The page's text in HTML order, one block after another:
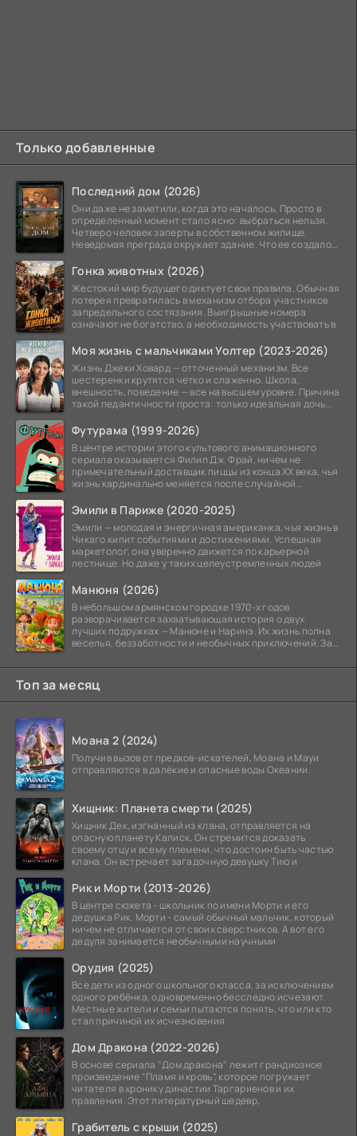
Только добавленные
Последний дом (2026)
Они даже не заметили, когда это началось. Просто в
определенный момент стало ясно: выбраться нельзя.
Четверо человек заперты в собственном жилище.
Неведомая преграда окружает здание. Что ее создало
Гонка животных (2026)
Жестокий мир будущего диктует свои правила. Обычная
лотерея превратилась в механизм отбора участников
запредельного состязания. Выигрышные номера
означают не богатство, а необходимость участвовать в
Моя жизнь с мальчиками Уолтер (2023-2026)
Жизнь Джеки Ховард — отточенный механизм. Все
шестеренки крутятся четко и слаженно. Школа,
внешность, поведение — все на высшем уровне. Причина
такой педантичности проста: только идеальная дочь
Футурама (1999-2026)
В центре истории этого культового анимационного
сериала оказывается Филип Дж. Фрай, ничем не
примечательный доставщик пиццы из конца XX века, чья
жизнь кардинально меняется после случайной
Эмили в Париже (2020-2025)
Эмили — молодая и энергичная американка, чья жизнь в
Чикаго кипит событиями и достижениями. Успешная
маркетолог, она уверенно движется по карьерной
лестнице. Но даже у таких целеустремленных людей
Манюня (2026)
В небольшом армянском городке 1970-х годов
разворачивается захватывающая история о двух
лучших подружках — Манюне и Наринэ. Их жизнь полна
веселья, беззаботности и необычных приключений. За
Топ за месяц
Моана 2 (2024)
Получив вызов от предков-искателей, Моана и Мауи
отправляются в далёкие и опасные воды Океании.
Хищник: Планета смерти (2025)
Хищник Дек, изгнанный из клана, отправляется на
опасную планету Калиск. Он стремится доказать
своему отцу и всему племени, что достоин быть частью
клана. Он встречает загадочную девушку Тию и
Рик и Морти (2013-2026)
В центре сюжета - школьник по имени Морти и его
дедушка Рик. Морти - самый обычный мальчик, который
ничем не отличается от своих сверстников. А вот его
дедуля занимается необычными научными
Орудия (2025)
Все дети из одного школьного класса, за исключением
одного ребёнка, одновременно бесследно исчезают.
Местные жители и семьи пытаются понять, что или кто
стал причиной их исчезновения.
Дом Дракона (2022-2026)
В основе сериала "Дом дракона" лежит грандиозное
произведение "Пламя и кровь", которое погружает
читателя в хронику династии Таргариенов и их
правления. Этот литературный шедевр,
Грабитель с крыши (2025)